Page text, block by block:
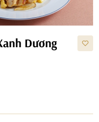
Dương